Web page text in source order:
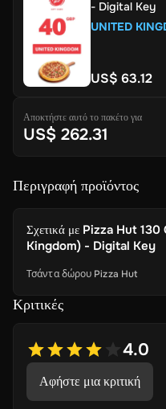
- Digital Key
UNITED
US$ 63.12
Αποκτήστε αυτό το πακέτο για
US$ 262.31
Περιγραφή προϊόντος
Σχετικά με Pizza Hut
Kingdom) - Digital Key
Τσάντα δώρου Pizza Hut
Κριτικές
4.0
Αφήστε μια κριτική